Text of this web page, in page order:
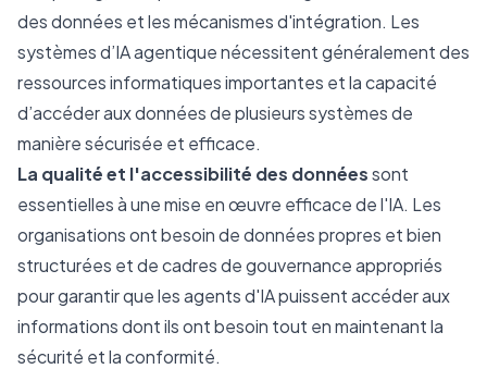
des données et les mécanismes d'intégration. Les
systèmes d’IA agentique nécessitent généralement des
ressources informatiques importantes et la capacité
d’accéder aux données de plusieurs systèmes de
manière sécurisée et efficace.
La qualité et l'accessibilité des donnéessont
essentielles à une mise en œuvre efficace de l'IA. Les
organisations ont besoin de données propres et bien
structurées et de cadres de gouvernance appropriés
pour garantir que les agents d'IA puissent accéder aux
informations dont ils ont besoin tout en maintenant la
sécurité et la conformité.